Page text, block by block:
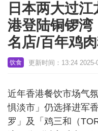
日本两大过
港登陆铜锣湾
名店/百年鸡
饮食 更新时间：13:24 2025-
近年香港餐饮市场气
惧淡市」仍选择进军
罗」及「鸡三和（